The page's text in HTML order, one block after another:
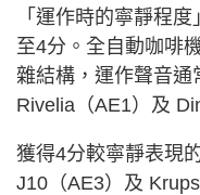
「運作時的寧靜程
至4分。全自動咖啡
雜結構，運作聲音通
Rivelia（AE1）及
獲得4分較寧靜表現
J10（AE3）及